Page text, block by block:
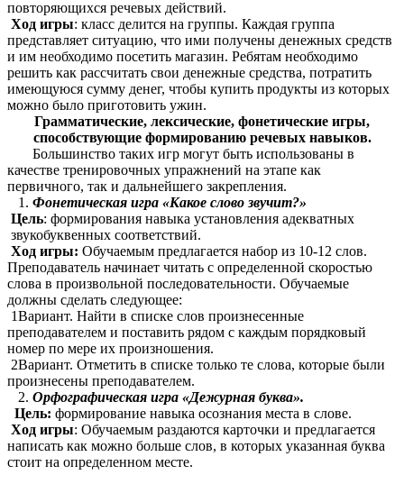
повторяющихся речевых действий.
Ход игры: класс делится на группы. Каждая группа
представляет ситуацию, что ими получены денежных средств
и им необходимо посетить магазин. Ребятам необходимо
решить как рассчитать свои денежные средства, потратить
имеющуюся сумму денег, чтобы купить продукты из которых
можно было приготовить ужин.
Грамматические, лексические, фонетические игры,
способствующие формированию речевых навыков.
Большинство таких игр могут быть использованы в
качестве тренировочных упражнений на этапе как
первичного, так и дальнейшего закрепления.
Фонетическая игра «Какое слово звучит?»
Цель: формирования навыка установления адекватных
звукобуквенных соответствий.
Ход игры: Обучаемым предлагается набор из 10-12 слов.
Преподаватель начинает читать с определенной скоростью
слова в произвольной последовательности. Обучаемые
должны сделать следующее:
1Вариант. Найти в списке слов произнесенные
преподавателем и поставить рядом с каждым порядковый
номер по мере их произношения.
2Вариант. Отметить в списке только те слова, которые были
произнесены преподавателем.
Орфографическая игра «Дежурная буква».
Цель: формирование навыка осознания места в слове.
Ход игры: Обучаемым раздаются карточки и предлагается
написать как можно больше слов, в которых указанная буква
стоит на определенном месте.